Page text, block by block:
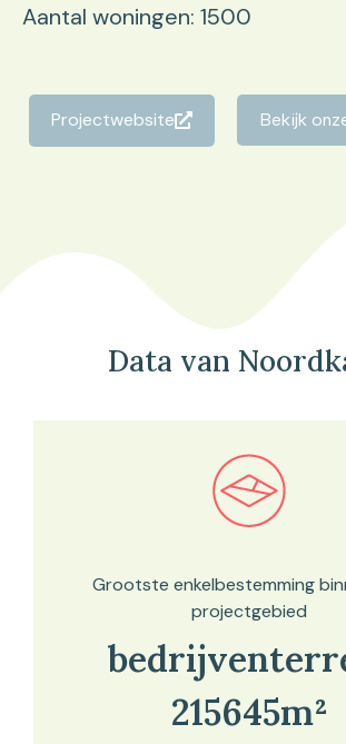
Aantal woningen: 1500
Projectwebsite Bekijk
Data van
Bekijk in onze
Grootste enkelbestemming
projectgebied
215645m²